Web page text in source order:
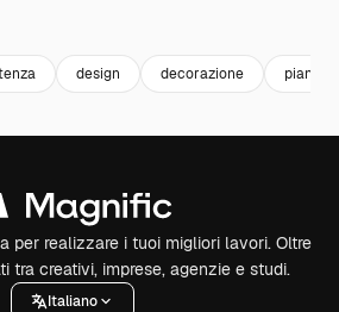
design decorazione piano
per realizzare i tuoi migliori lavori. Oltre
tra creativi, imprese, agenzie e studi.
Italiano